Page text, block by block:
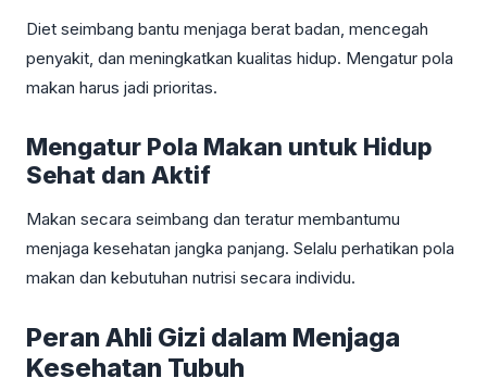
Diet seimbang bantu menjaga berat badan, mencegah
penyakit, dan meningkatkan kualitas hidup. Mengatur pola
makan harus jadi prioritas.
Mengatur Pola Makan untuk Hidup
Sehat dan Aktif
Makan secara seimbang dan teratur membantumu
menjaga kesehatan jangka panjang. Selalu perhatikan pola
makan dan kebutuhan nutrisi secara individu.
Peran Ahli Gizi dalam Menjaga
Kesehatan Tubuh